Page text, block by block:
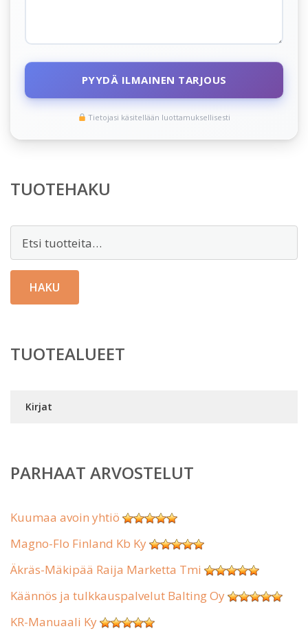
PYYDÄ ILMAINEN TARJOUS
Tietojasi käsitellään luottamuksellisesti
TUOTEHAKU
HAKU
TUOTEALUEET
Kirjat
PARHAAT ARVOSTELUT
Kuumaa avoin yhtiö
Magno-Flo Finland Kb Ky
Äkräs-Mäkipää Raija Marketta Tmi
Käännös ja tulkkauspalvelut Balting Oy
KR-Manuaali Ky